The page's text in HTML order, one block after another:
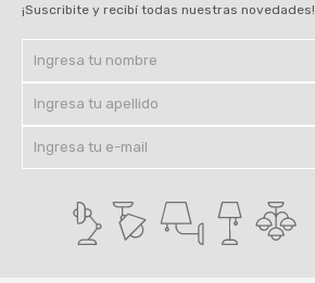
¡Suscribite y recibí todas nuestras novedades!